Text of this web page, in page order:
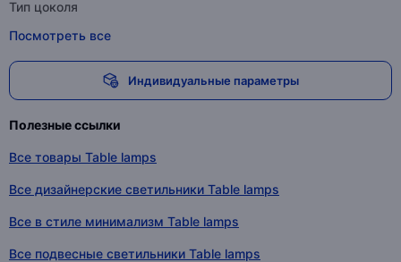
Тип цоколя
Посмотреть все
Индивидуальные параметры
Полезные ссылки
Все товары Table lamps
Все дизайнерские светильники Table lamps
Все в стиле минимализм Table lamps
Все подвесные светильники Table lamps